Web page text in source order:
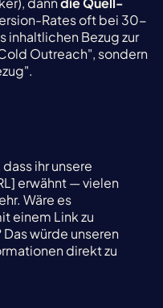
Rates oft bei 30-
inhaltlichen Bezug zur
Outreach", sondern
ihr unsere
erwähnt — vielen
Wäre es
einem Link zu
Das würde unseren
direkt zu